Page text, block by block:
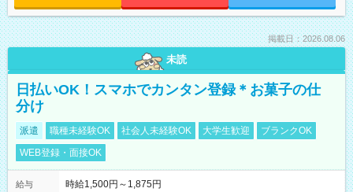
掲載日：2026.08.06
未読
日払いOK！スマホでカンタン登録＊お菓子の仕
分け
派遣 職種未経験OK 社会人未経験OK 大学生歓迎
ブランクOK
WEB登録・面接OK
給与 時給1,500円～1,875円